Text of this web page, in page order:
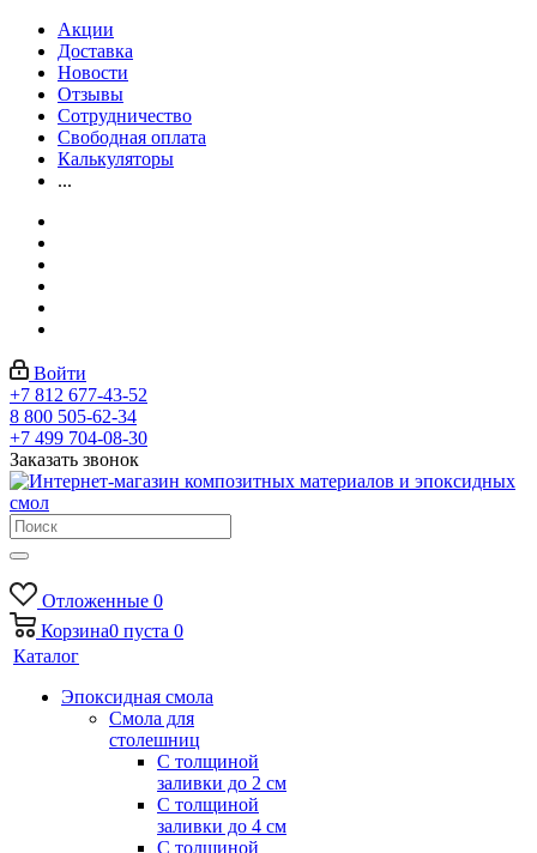
Акции
Доставка
Новости
Отзывы
Сотрудничество
Свободная оплата
Калькуляторы
...
Войти
+7 812 677-43-52
8 800 505-62-34
+7 499 704-08-30
Заказать звонок
Отложенные 0
Корзина0 пуста 0
Каталог
Эпоксидная смола
Смола для
столешниц
С толщиной
заливки до 2 см
С толщиной
заливки до 4 см
С толщиной